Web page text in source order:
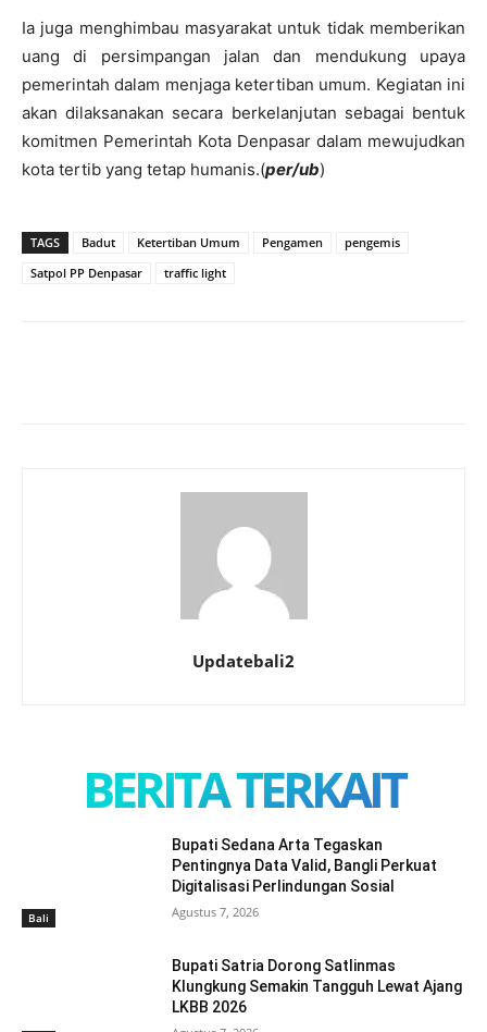
Ia juga menghimbau masyarakat untuk tidak memberikan
uang di persimpangan jalan dan mendukung upaya
pemerintah dalam menjaga ketertiban umum. Kegiatan ini
akan dilaksanakan secara berkelanjutan sebagai bentuk
komitmen Pemerintah Kota Denpasar dalam mewujudkan
kota tertib yang tetap humanis.(per/ub)
TAGS Badut Ketertiban Umum Pengamen
pengemis
Satpol PP Denpasar
traffic light
Updatebali2
BERITA TERKAIT
Bali
Bupati Sedana Arta Tegaskan
Pentingnya Data Valid, Bangli Perkuat
Digitalisasi Perlindungan Sosial
Agustus 7, 2026
Bupati Satria Dorong Satlinmas
Klungkung Semakin Tangguh Lewat Ajang
LKBB 2026